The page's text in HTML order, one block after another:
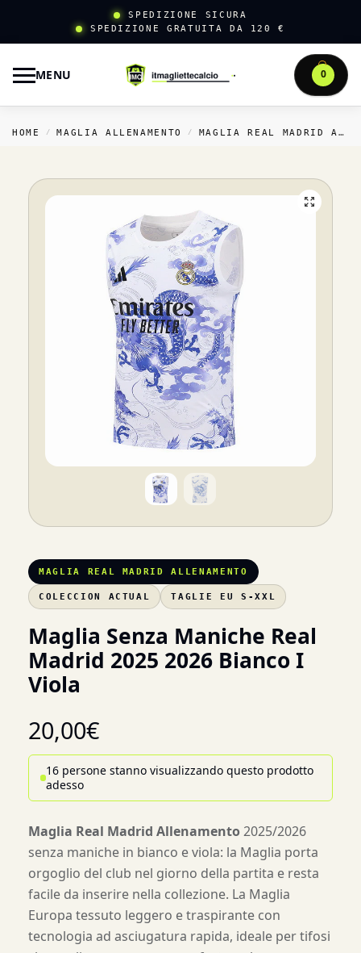
SPEDIZIONE SICURA
SPEDIZIONE GRATUITA DA 120 €
MENU 0
HOME / MAGLIA ALLENAMENTO / MAGLIA REAL MADRID ALLENAMENTO
MAGLIA REAL MADRID ALLENAMENTO
COLECCION ACTUAL TAGLIE EU S-XXL
Maglia Senza Maniche Real
Madrid 2025 2026 Bianco I
Viola
20,00€
16 persone stanno visualizzando questo prodotto
adesso
Maglia Real Madrid Allenamento2025/2026
senza maniche in bianco e viola: la Maglia porta
orgoglio del club nel giorno della partita e resta
facile da inserire nella collezione. La Maglia
Europa tessuto leggero e traspirante con
tecnologia ad asciugatura rapida, ideale per tifosi